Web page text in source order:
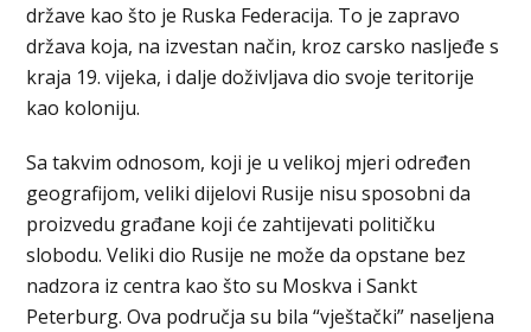
države kao što je Ruska Federacija. To je zapravo
država koja, na izvestan način, kroz carsko nasljeđe s
kraja 19. vijeka, i dalje doživljava dio svoje teritorije
kao koloniju.
Sa takvim odnosom, koji je u velikoj mjeri određen
geografijom, veliki dijelovi Rusije nisu sposobni da
proizvedu građane koji će zahtijevati političku
slobodu. Veliki dio Rusije ne može da opstane bez
nadzora iz centra kao što su Moskva i Sankt
Peterburg. Ova područja su bila “vještački” naseljena